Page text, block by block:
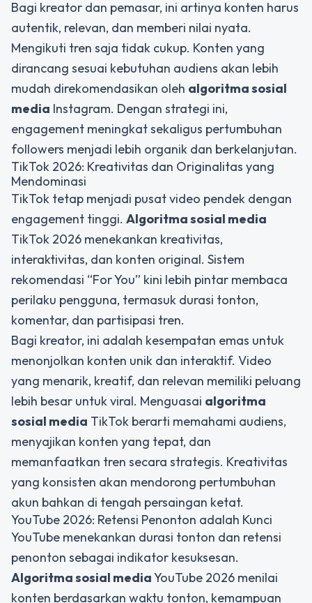
Bagi kreator dan pemasar, ini artinya konten harus
autentik, relevan, dan memberi nilai nyata.
Mengikuti tren saja tidak cukup. Konten yang
dirancang sesuai kebutuhan audiens akan lebih
mudah direkomendasikan oleh algoritma sosial
media Instagram. Dengan strategi ini,
engagement meningkat sekaligus pertumbuhan
followers menjadi lebih organik dan berkelanjutan.
TikTok 2026: Kreativitas dan Originalitas yang
Mendominasi
TikTok tetap menjadi pusat video pendek dengan
engagement tinggi. Algoritma sosial media
TikTok 2026 menekankan kreativitas,
interaktivitas, dan konten original. Sistem
rekomendasi “For You” kini lebih pintar membaca
perilaku pengguna, termasuk durasi tonton,
komentar, dan partisipasi tren.
Bagi kreator, ini adalah kesempatan emas untuk
menonjolkan konten unik dan interaktif. Video
yang menarik, kreatif, dan relevan memiliki peluang
lebih besar untuk viral. Menguasai algoritma
sosial media TikTok berarti memahami audiens,
menyajikan konten yang tepat, dan
memanfaatkan tren secara strategis. Kreativitas
yang konsisten akan mendorong pertumbuhan
akun bahkan di tengah persaingan ketat.
YouTube 2026: Retensi Penonton adalah Kunci
YouTube menekankan durasi tonton dan retensi
penonton sebagai indikator kesuksesan.
Algoritma sosial mediaYouTube 2026 menilai
konten berdasarkan waktu tonton, kemampuan